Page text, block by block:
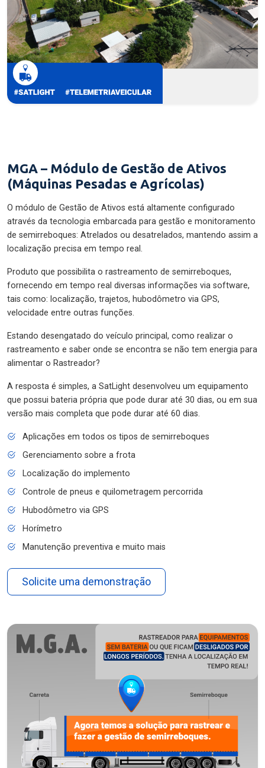
MGA – Módulo de Gestão de Ativos
(Máquinas Pesadas e Agrícolas)
O módulo de Gestão de Ativos está altamente configurado
através da tecnologia embarcada para gestão e monitoramento
de semirreboques: Atrelados ou desatrelados, mantendo assim a
localização precisa em tempo real.
Produto que possibilita o rastreamento de semirreboques,
fornecendo em tempo real diversas informações via software,
tais como: localização, trajetos, hubodômetro via GPS,
velocidade entre outras funções.
Estando desengatado do veículo principal, como realizar o
rastreamento e saber onde se encontra se não tem energia para
alimentar o Rastreador?
A resposta é simples, a SatLight desenvolveu um equipamento
que possui bateria própria que pode durar até 30 dias, ou em sua
versão mais completa que pode durar até 60 dias.
Aplicações em todos os tipos de semirreboques
Gerenciamento sobre a frota
Localização do implemento
Controle de pneus e quilometragem percorrida
Hubodômetro via GPS
Horímetro
Manutenção preventiva e muito mais
Solicite uma demonstração